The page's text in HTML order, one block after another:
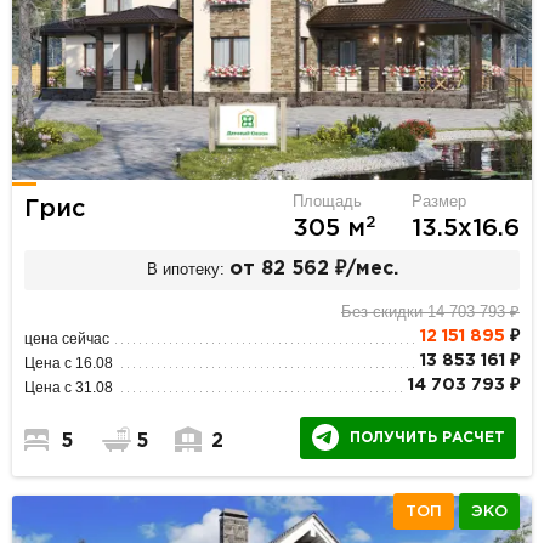
Грис Площадь
305 м2
Размер
13.5х16.6
В ипотеку: от 82 562 ₽/мес.
Без скидки 14 703 793 ₽
цена сейчас 12 151 895 ₽
Цена с 16.08 13 853 161 ₽
Цена с 31.08 14 703 793 ₽
5 5 2 ПОЛУЧИТЬ РАСЧЕТ
ТОП ЭКО